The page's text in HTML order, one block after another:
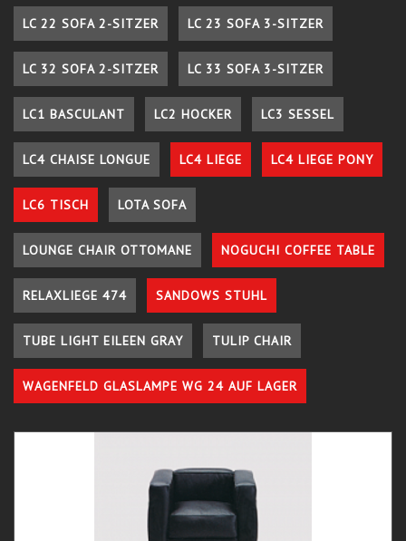
LC 22 SOFA 2-SITZER LC 23 SOFA 3-SITZER
LC 32 SOFA 2-SITZER LC 33 SOFA 3-SITZER
LC1 BASCULANT LC2 HOCKER LC3 SESSEL
LC4 CHAISE LONGUE LC4 LIEGE LC4 LIEGE PONY
LC6 TISCH LOTA SOFA
LOUNGE CHAIR OTTOMANE NOGUCHI COFFEE TABLE
RELAXLIEGE 474 SANDOWS STUHL
TUBE LIGHT EILEEN GRAY TULIP CHAIR
WAGENFELD GLASLAMPE WG 24 AUF LAGER